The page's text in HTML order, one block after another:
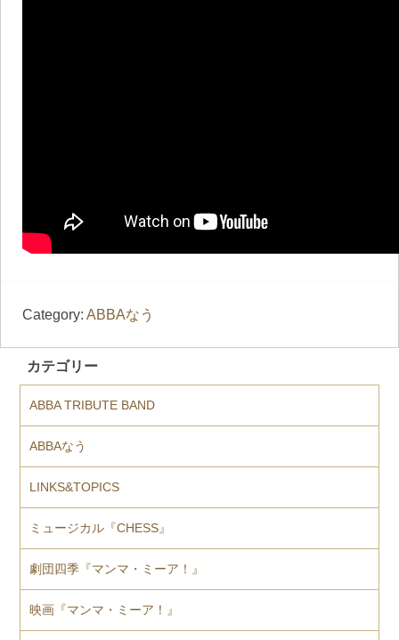
Category: ABBAなう
カテゴリー
ABBA TRIBUTE BAND
ABBAなう
LINKS&TOPICS
ミュージカル『CHESS』
劇団四季『マンマ・ミーア！』
映画『マンマ・ミーア！』